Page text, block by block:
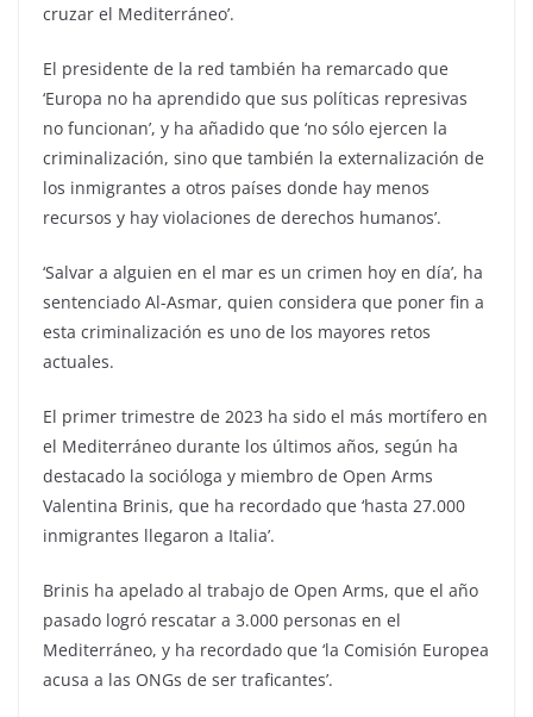
cruzar el Mediterráneo’.
El presidente de la red también ha remarcado que
‘Europa no ha aprendido que sus políticas represivas
no funcionan’, y ha añadido que ‘no sólo ejercen la
criminalización, sino que también la externalización de
los inmigrantes a otros países donde hay menos
recursos y hay violaciones de derechos humanos’.
‘Salvar a alguien en el mar es un crimen hoy en día’, ha
sentenciado Al-Asmar, quien considera que poner fin a
esta criminalización es uno de los mayores retos
actuales.
El primer trimestre de 2023 ha sido el más mortífero en
el Mediterráneo durante los últimos años, según ha
destacado la socióloga y miembro de Open Arms
Valentina Brinis, que ha recordado que ‘hasta 27.000
inmigrantes llegaron a Italia’.
Brinis ha apelado al trabajo de Open Arms, que el año
pasado logró rescatar a 3.000 personas en el
Mediterráneo, y ha recordado que ‘la Comisión Europea
acusa a las ONGs de ser traficantes’.